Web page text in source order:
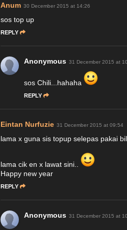
Anum 30 December 2015 at 14:26
sos top up
REPLY
Anonymous 31 December 2015 at
sos Chili...hahaha
REPLY
Eintan Nurfuzie 31 December 2015 at 09:54
lama x guna sis topup selepas pakai
lama cik en x lawat sini..
Happy new year
REPLY
Anonymous 31 December 2015 at